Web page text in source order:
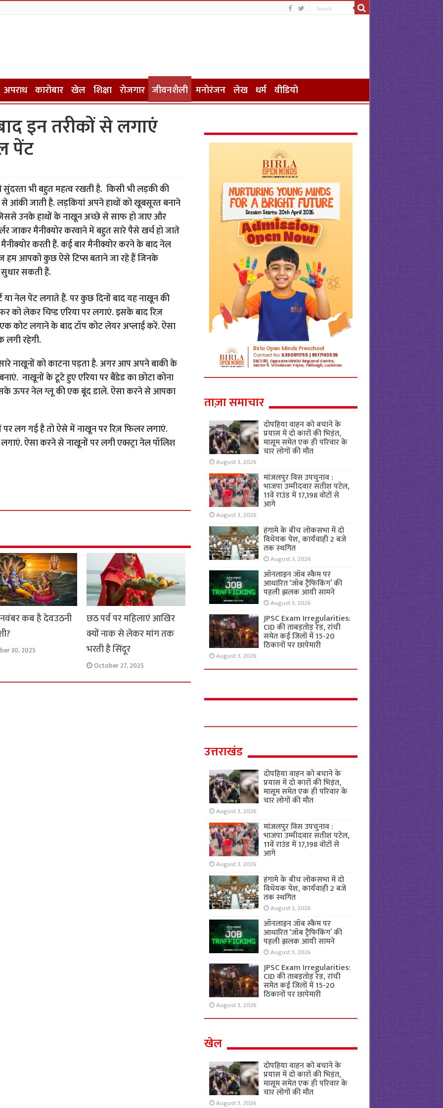
अपराध कारोबार खेल शिक्षा रोजगार जीवनशैली मनोरंजन लेख धर्म वीडियो
इन तरीकों से लगाएं
पेंट
भी बहुत महत्व रखती है. किसी भी लड़की की
से आंकी जाती है. लड़कियां अपने हाथों को खूबसूरत बनाने
उनके हाथों के नाखून अच्छे से साफ हो जाए और
जाकर मैनीक्योर करवाने में बहुत सारे पैसे खर्च हो जाते
करती हैं. कई बार मैनीक्योर करने के बाद नेल
हम आपको कुछ ऐसे टिप्स बताने जा रहे हैं जिनके
सकती हैं.
नेल पेंट लगाते हैं. पर कुछ दिनों बाद यह नाखून की
लेकर चिप्ड एरिया पर लगाएं. इसके बाद रिज़
कोट लगाने के बाद टॉप कोट लेयर अप्लाई करें. ऐसा
रहेगी.
नाखूनों को काटना पड़ता है. अगर आप अपने बाकी के
नाखूनों के टूटे हुए एरिया पर बैंडेड का छोटा कोना
ऊपर नेल ग्लू की एक बूंद डालें. ऐसा करने से आपका
लग गई है तो ऐसे में नाखून पर रिज़ फिलर लगाएं.
ऐसा करने से नाखूनों पर लगी एक्स्ट्रा नेल पॉलिश
नवंबर कब है देवउठनी
30, 2025
छठ पर्व पर महिलाएं आखिर
क्यों नाक से लेकर मांग तक
भरती है सिंदूर
October 27, 2025
ताज़ा समाचार
दोपहिया वाहन को बचाने के
प्रयास में दो कारों की भिड़ंत,
मासूम समेत एक ही परिवार के
चार लोगों की मौत
August 3, 2026
मांजलपुर विस उपचुनाव :
भाजपा उम्मीदवार सतीश पटेल,
11वें राउंड में 17,198 वोटों से
आगे
August 3, 2026
हंगामे के बीच लोकसभा में दो
विधेयक पेश, कार्यवाही 2 बजे
तक स्थगित
August 3, 2026
ऑनलाइन जॉब स्कैम पर
आधारित ‘जॉब ट्रैफिकिंग’ की
पहली झलक आयी सामने
August 3, 2026
JPSC Exam Irregularities:
CID की ताबड़तोड़ रेड, रांची
समेत कई जिलों में 15-20
ठिकानों पर छापेमारी
August 3, 2026
उत्तराखंड
दोपहिया वाहन को बचाने के
प्रयास में दो कारों की भिड़ंत,
मासूम समेत एक ही परिवार के
चार लोगों की मौत
August 3, 2026
मांजलपुर विस उपचुनाव :
भाजपा उम्मीदवार सतीश पटेल,
11वें राउंड में 17,198 वोटों से
आगे
August 3, 2026
हंगामे के बीच लोकसभा में दो
विधेयक पेश, कार्यवाही 2 बजे
तक स्थगित
August 3, 2026
ऑनलाइन जॉब स्कैम पर
आधारित ‘जॉब ट्रैफिकिंग’ की
पहली झलक आयी सामने
August 3, 2026
JPSC Exam Irregularities:
CID की ताबड़तोड़ रेड, रांची
समेत कई जिलों में 15-20
ठिकानों पर छापेमारी
August 3, 2026
खेल
दोपहिया वाहन को बचाने के
प्रयास में दो कारों की भिड़ंत,
मासूम समेत एक ही परिवार के
चार लोगों की मौत
August 3, 2026